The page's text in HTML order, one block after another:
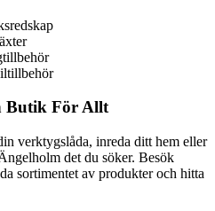
Butik För Allt
verktygslåda, inreda ditt hem eller
det du söker. Besök
sortimentet av produkter och hitta